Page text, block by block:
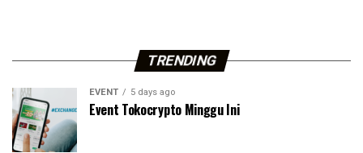
TRENDING
EVENT 5 days ago
Event Tokocrypto Minggu Ini